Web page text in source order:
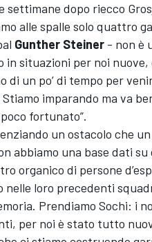
settimane dopo riecco
alle spalle solo quattro
Gunther Steiner - non è
situazioni per noi
un po’ di tempo per
imparando ma va
fortunato”.
un ostacolo che
abbiamo una base dati
organico di persone
loro precedenti
Prendiamo Sochi: i
per noi è stato tutto